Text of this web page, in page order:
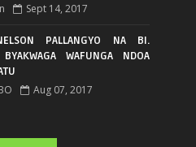
Sept 14, 2017
PALLANGYO NA BI.
BYAKWAGA WAFUNGA NDOA
Aug 07, 2017